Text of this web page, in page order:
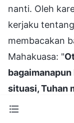
nanti. Oleh
kerjaku
membacakan
Mahakuasa: "
bagaimanapun
situasi, Tuhan
nasib manusia